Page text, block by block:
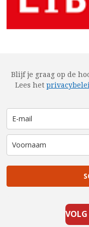
Blijf je graag op de
Lees het